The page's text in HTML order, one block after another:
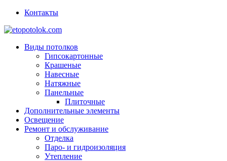
Контакты
Виды потолков
Гипсокартонные
Крашеные
Навесные
Натяжные
Панельные
Плиточные
Дополнительные элементы
Освещение
Ремонт и обслуживание
Отделка
Паро- и гидроизоляция
Утепление